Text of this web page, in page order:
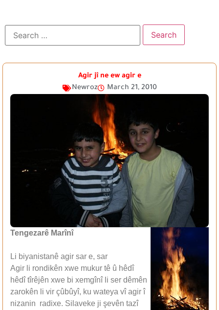
Agir jî ne ew agir e
Newroz
March 21, 2010
Tengezarê Marînî
Li biyanistanê agir sar e, sar
Agir li rondikên xwe mukur tê û hêdî
hêdî tîrêjên xwe bi xemgînî li ser dêmên
zarokên li vir çûbûyî, ku wateya vî agir î
nizanin radixe. Silaveke ji şevên tazî